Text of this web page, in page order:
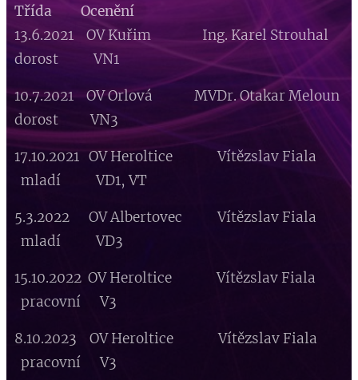
Třída Ocenění
13.6.2021 OV Kuřim Ing. Karel Strouhal
dorost VN1
10.7.2021 OV Orlová MVDr. Otakar Meloun
dorost VN3
17.10.2021 OV Heroltice Vítězslav Fiala
mladí VD1, VT
5.3.2022 OV Albertovec Vítězslav Fiala
mladí VD3
15.10.2022 OV Heroltice Vítězslav Fiala
pracovní V3
8.10.2023 OV Heroltice Vítězslav Fiala
pracovní V3